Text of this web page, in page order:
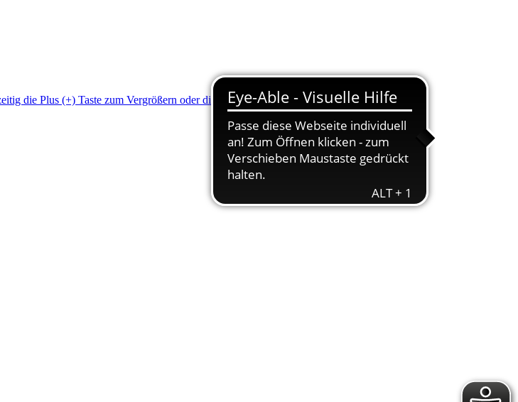
die Plus (+) Taste zum Vergrößern oder die Minus (-) Taste zum Verkleinern drücken.